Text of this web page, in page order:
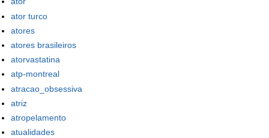
ator turco
atores
atores brasileiros
atorvastatina
atp-montreal
atracao_obsessiva
atriz
atropelamento
atualidades